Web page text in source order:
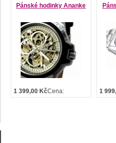
Pánské hodinky Ananke
1 399,00 KčCena: 1